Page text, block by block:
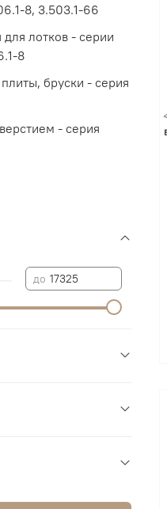
8, 3.503.1-66
лотков - серии
8
бруски - серия
- серия
до